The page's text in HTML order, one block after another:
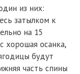
из них:
затылком к
на 15
хорошая осанка,
будут
часть спины